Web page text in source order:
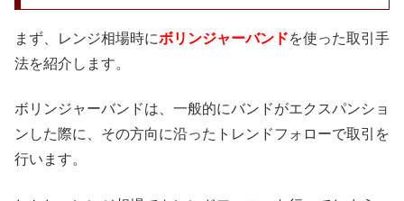
まず、レンジ相場時にボリンジャーバンドを使った取引手
法を紹介します。
ボリンジャーバンドは、一般的にバンドがエクスパンショ
ンした際に、その方向に沿ったトレンドフォローで取引を
行います。